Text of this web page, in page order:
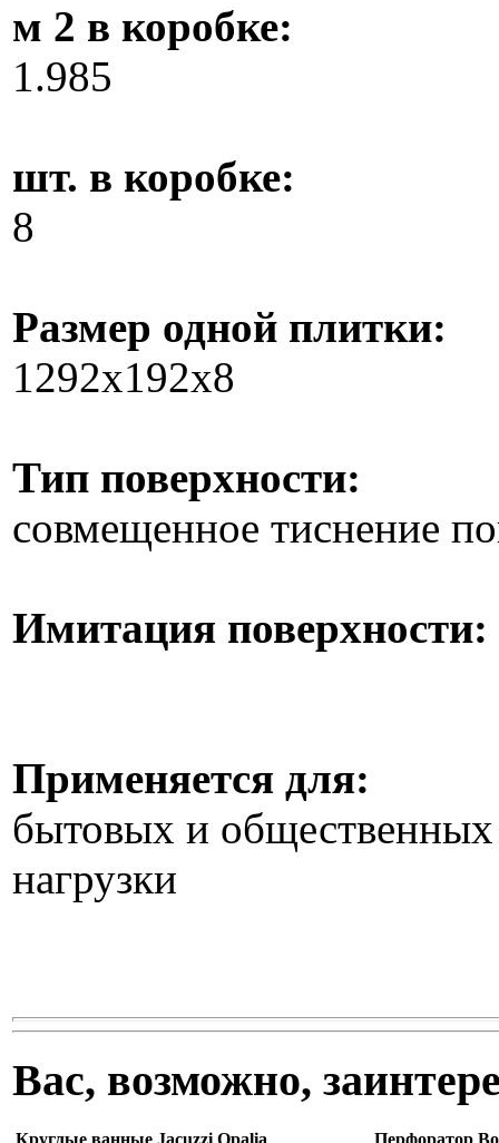
м 2 в коробке:
1.985
шт. в коробке:
8
Размер одной плитки:
1292x192x8
Тип поверхности:
совмещенное тиснение
Имитация поверхности:
Применяется для:
бытовых и
нагрузки
Вас, возможно,